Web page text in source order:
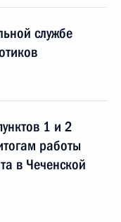
службе
1 и 2
работы
в Чеченской